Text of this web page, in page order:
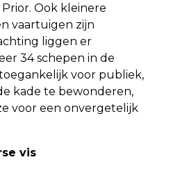
Ook kleinere
vaartuigen zijn
liggen er
34 schepen in de
voor publiek,
kade te bewonderen,
voor een onvergetelijk
vis